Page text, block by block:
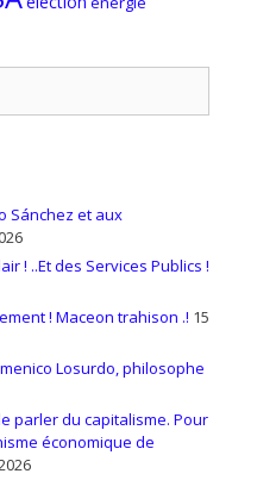
Sánchez et aux
! ..Et des Services Publics !
! Maceon trahison .! 15
Losurdo, philosophe
parler du capitalisme. Pour
économique de